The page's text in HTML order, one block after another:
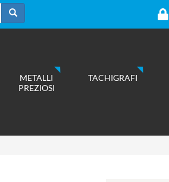
METALLI
PREZIOSI
TACHIGRAFI